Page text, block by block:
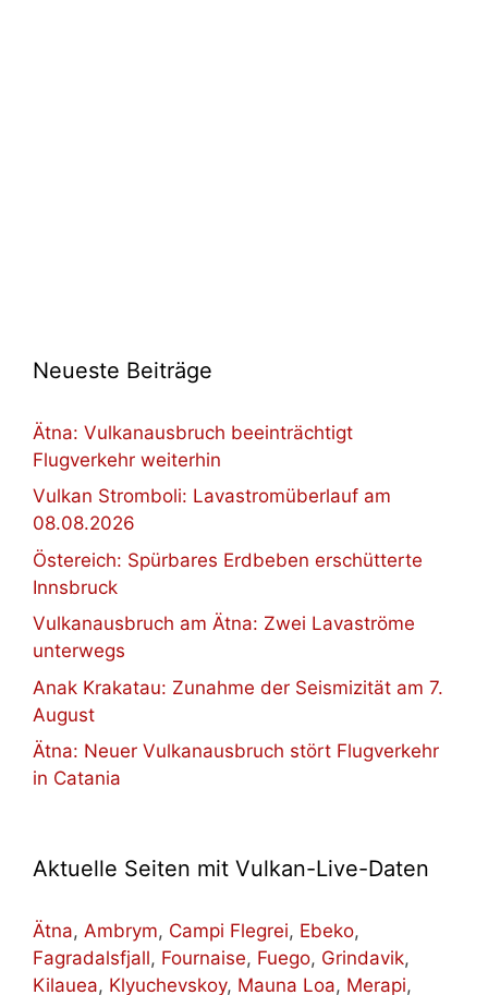
Neueste Beiträge
Ätna: Vulkanausbruch beeinträchtigt
Flugverkehr weiterhin
Vulkan Stromboli: Lavastromüberlauf am
08.08.2026
Östereich: Spürbares Erdbeben erschütterte
Innsbruck
Vulkanausbruch am Ätna: Zwei Lavaströme
unterwegs
Anak Krakatau: Zunahme der Seismizität am 7.
August
Ätna: Neuer Vulkanausbruch stört Flugverkehr
in Catania
Aktuelle Seiten mit Vulkan-Live-Daten
Ätna, Ambrym, Campi Flegrei, Ebeko,
Fagradalsfjall, Fournaise, Fuego, Grindavik,
Kilauea, Klyuchevskoy, Mauna Loa, Merapi,